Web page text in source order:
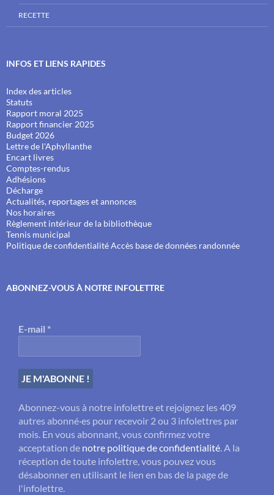
RECETTE
INFOS ET LIENS RAPIDES
Index des articles
Statuts
Rapport moral 2025
Rapport financier 2025
Budget 2026
Lettre de l'Aphyllanthe
Encart livres
Comptes-rendus
Adhésions
Décharge
Actualités, reportages et annonces
Nos horaires
Règlement intérieur de la bibliothèque
Tennis municipal
Politique de confidentialitéAccès base de données randonnée
ABONNEZ-VOUS À NOTRE INFOLETTRE
E-mail *
Abonnez-vous à notre infolettre et rejoignez les 409
autres abonné·es pour recevoir 2 ou 3 infolettres par
mois. En vous abonnant, vous confirmez votre
acceptation de notre politique de confidentialité. A la
réception de toute infolettre, vous pouvez vous
désabonner en utilisant le lien en bas de la page de
l'infolettre.